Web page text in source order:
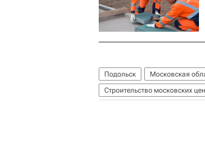
Подольск Московская
Строительство московских